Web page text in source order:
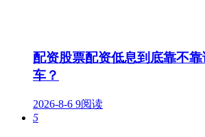
配资股票配资低息到底靠不
车？
2026-8-6 9阅读
5